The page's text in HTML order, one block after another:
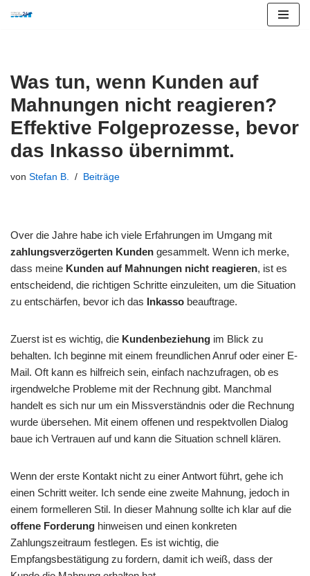
Was tun, wenn Kunden auf
Mahnungen nicht reagieren?
Effektive Folgeprozesse, bevor
das Inkasso übernimmt.
von Stefan B. Beiträge
Over die Jahre habe ich viele Erfahrungen im Umgang mit
zahlungsverzögerten Kunden gesammelt. Wenn ich merke,
dass meine Kunden auf Mahnungen nicht reagieren, ist es
entscheidend, die richtigen Schritte einzuleiten, um die Situation
zu entschärfen, bevor ich das Inkasso beauftrage.
Zuerst ist es wichtig, die Kundenbeziehung im Blick zu
behalten. Ich beginne mit einem freundlichen Anruf oder einer E-
Mail. Oft kann es hilfreich sein, einfach nachzufragen, ob es
irgendwelche Probleme mit der Rechnung gibt. Manchmal
handelt es sich nur um ein Missverständnis oder die Rechnung
wurde übersehen. Mit einem offenen und respektvollen Dialog
baue ich Vertrauen auf und kann die Situation schnell klären.
Wenn der erste Kontakt nicht zu einer Antwort führt, gehe ich
einen Schritt weiter. Ich sende eine zweite Mahnung, jedoch in
einem formelleren Stil. In dieser Mahnung sollte ich klar auf die
offene Forderung hinweisen und einen konkreten
Zahlungszeitraum festlegen. Es ist wichtig, die
Empfangsbestätigung zu fordern, damit ich weiß, dass der